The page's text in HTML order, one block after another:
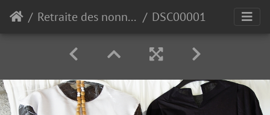
Retraite des nonnettes de Polleur 2018 DSC00001